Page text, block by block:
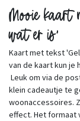
Mooie kaart
wat er is'
Kaart met tekst
van de kaart kun je
Leuk om via de
klein cadeautje te
woonaccessoires.
effect. Het formaat